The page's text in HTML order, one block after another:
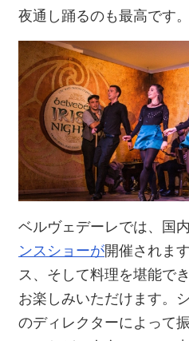
夜通し踊るのも最高です。
ベルヴェデーレでは、国
ンスショーが開催されま
ス、そして料理を堪能で
お楽しみいただけます。
のディレクターによって